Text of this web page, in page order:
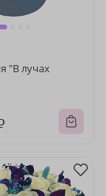
"В лучах